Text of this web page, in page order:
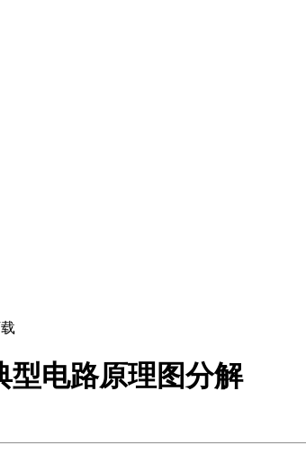
型电路原理图分解